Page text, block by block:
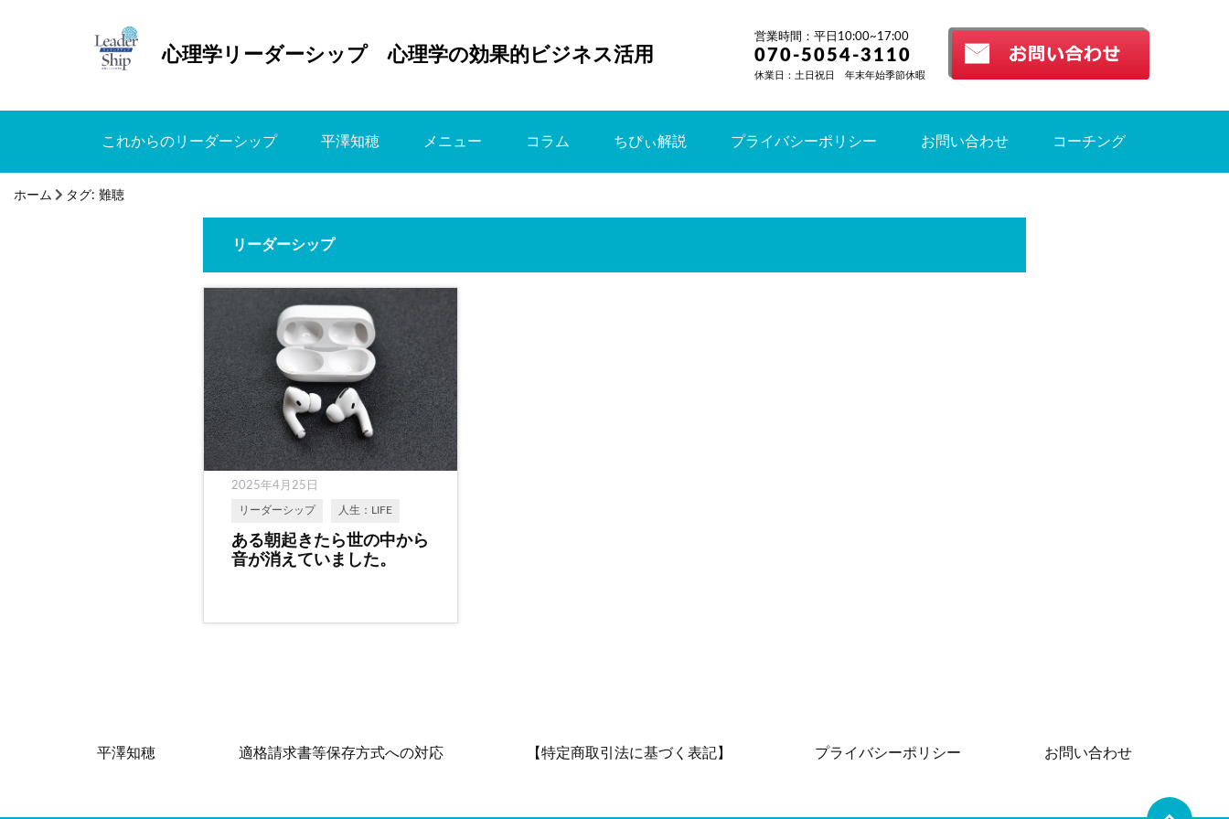
心理学リーダーシップ 心理学の効果的ビジネス活用
営業時間：平日10:00~17:00
070-5054-3110
休業日：土日祝日 年末年始季節休暇
これからのリーダーシップ 平澤知穂 メニュー コラム ちぴぃ解説 プライバシーポリシー お問い合わせ コーチング
ホーム タグ: 難聴
リーダーシップ
2025年4月25日
リーダーシップ 人生：LIFE
ある朝起きたら世の中から
音が消えていました。
平澤知穂 適格請求書等保存方式への対応 【特定商取引法に基づく表記】 プライバシーポリシー お問い合わせ